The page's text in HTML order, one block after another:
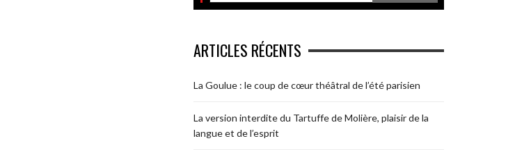
ARTICLES RÉCENTS
La Goulue : le coup de cœur théâtral de l’été parisien
La version interdite du Tartuffe de Molière, plaisir de la
langue et de l’esprit